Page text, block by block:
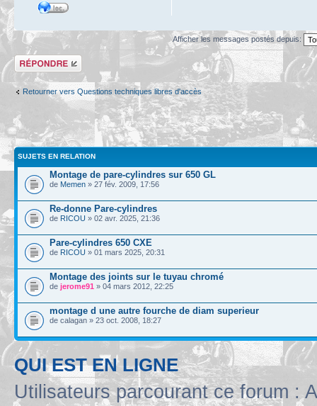
Afficher les messages postés depuis:
Répondre
Retourner vers Questions techniques libres d'accès
SUJETS EN RELATION
Montage de pare-cylindres sur 650 GL
de Memen » 27 fév. 2009, 17:56
Re-donne Pare-cylindres
de RICOU » 02 avr. 2025, 21:36
Pare-cylindres 650 CXE
de RICOU » 01 mars 2025, 20:31
Montage des joints sur le tuyau chromé
de jerome91 » 04 mars 2012, 22:25
montage d une autre fourche de diam superieur
de calagan » 23 oct. 2008, 18:27
QUI EST EN LIGNE
Utilisateurs parcourant ce forum :